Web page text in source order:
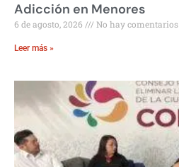
Adicción en Menores
6 de agosto, 2026 No hay comentarios
Leer más »